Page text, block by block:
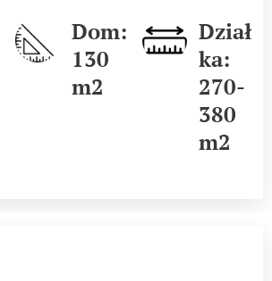
Dom:
130
m2
Dział
ka:
270-
380
m2